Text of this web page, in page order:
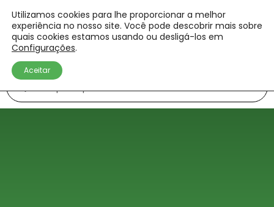
Utilizamos cookies para lhe proporcionar a melhor
experiência no nosso site. Você pode descobrir mais sobre
quais cookies estamos usando ou desligá-los em
Configurações.
Aceitar